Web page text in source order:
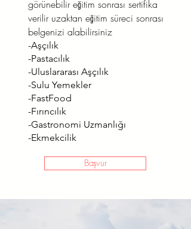
görünebilir eğitim sonrası sertifika
verilir uzaktan eğitim süreci sonrası
belgenizi alabilirsiniz
-Aşçılık
-Pastacılık
-Uluslararası Aşçılık
-Sulu Yemekler
-FastFood
-Fırıncılık
-Gastronomi Uzmanlığı
-Ekmekcilik
Başvur